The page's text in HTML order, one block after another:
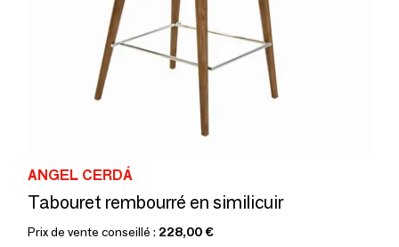
ANGEL CERDÁ
Tabouret rembourré en similicuir
Prix de vente conseillé : 228,00 €